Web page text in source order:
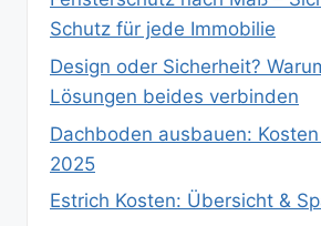
Schutz für jede Immobilie
Design oder Sicherheit?
Lösungen beides verbinden
Dachboden ausbauen: Kosten
2025
Estrich Kosten: Übersicht &